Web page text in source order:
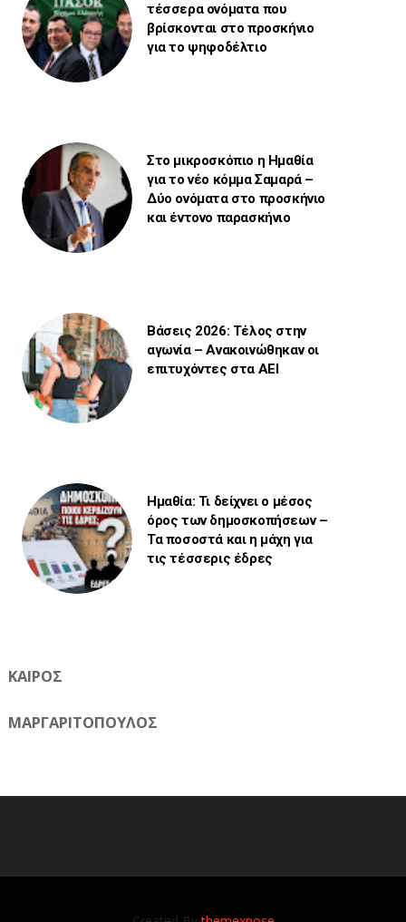
τέσσερα ονόματα που
βρίσκονται στο προσκήνιο
για το ψηφοδέλτιο
Στο μικροσκόπιο η Ημαθία
για το νέο κόμμα Σαμαρά –
Δύο ονόματα στο προσκήνιο
και έντονο παρασκήνιο
Βάσεις 2026: Τέλος στην
αγωνία – Ανακοινώθηκαν οι
επιτυχόντες στα ΑΕΙ
Ημαθία: Τι δείχνει ο μέσος
όρος των δημοσκοπήσεων –
Τα ποσοστά και η μάχη για
τις τέσσερις έδρες
ΚΑΙΡΟΣ
ΜΑΡΓΑΡΙΤΟΠΟΥΛΟΣ